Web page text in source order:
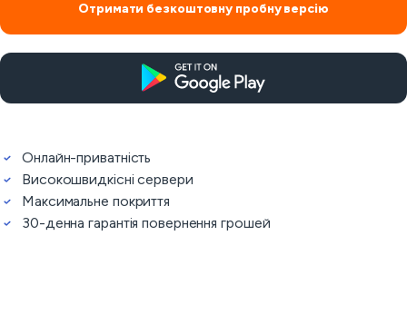
Отримати безкоштовну пробну версію
Онлайн-приватність
Високошвидкісні сервери
Максимальне покриття
30-денна гарантія повернення грошей